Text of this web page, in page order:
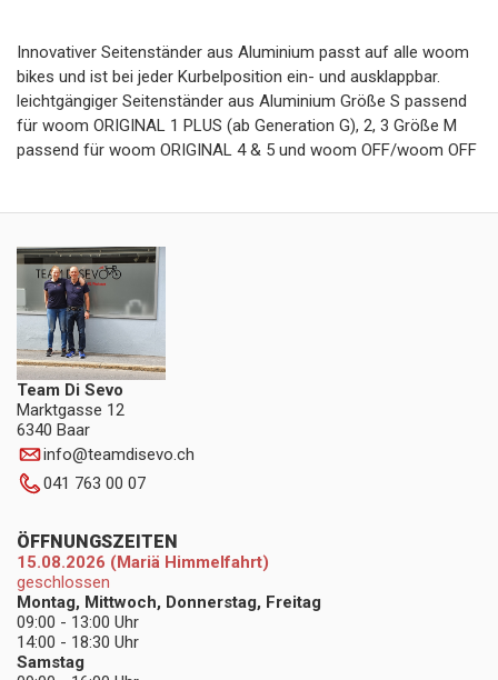
Innovativer Seitenständer aus Aluminium passt auf alle woom
bikes und ist bei jeder Kurbelposition ein- und ausklappbar.
leichtgängiger Seitenständer aus Aluminium Größe S passend
für woom ORIGINAL 1 PLUS (ab Generation G), 2, 3 Größe M
passend für woom ORIGINAL 4 & 5 und woom OFF/woom OFF
Team Di Sevo
Marktgasse 12
6340 Baar
info@teamdisevo.ch
041 763 00 07
ÖFFNUNGSZEITEN
15.08.2026 (Mariä Himmelfahrt)
geschlossen
Montag, Mittwoch, Donnerstag, Freitag
09:00 - 13:00 Uhr
14:00 - 18:30 Uhr
Samstag